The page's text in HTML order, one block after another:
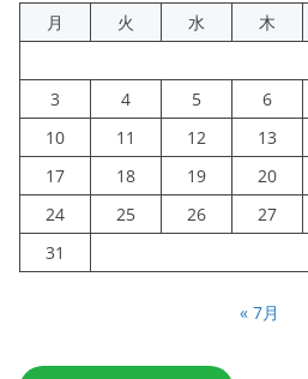
月
火 水 木
3
4 5 6
10
11 12 13
17
18 19 20
24
25 26 27
31
« 7月